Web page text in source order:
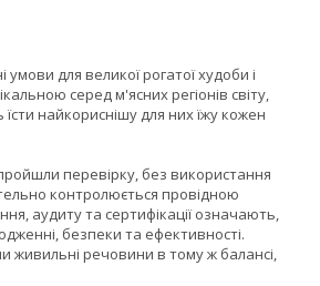
для великої рогатої худоби і
серед м'ясних регіонів світу,
найкориснішу для них їжу кожен
перевірку, без використання
контролюється провідною
аудиту та сертифікації означають,
безпеки та ефективності.
живильні речовини в тому ж балансі,